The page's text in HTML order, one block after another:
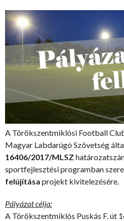
A Törökszentmiklósi Football
Magyar Labdarúgó Szövetség
16406/2017/MLSZ
sportfejlesztési programban
felújítása projekt kivitelezésére.
Pályázat célja:
A Törökszentmiklós Puskás F. út